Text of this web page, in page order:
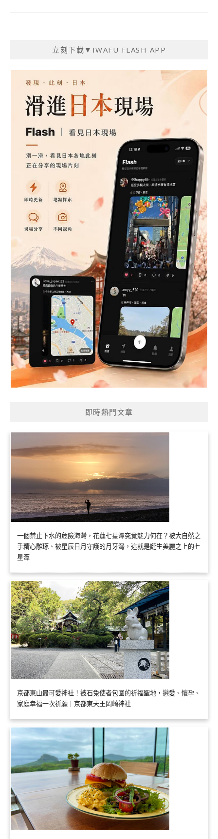
立刻下載▼IWAFU FLASH APP
即時熱門文章
一個禁止下水的危險海灣，花蓮七星潭究竟魅力何在？被大自然之
手精心雕琢、被星辰日月守護的月牙灣，這就是誕生美麗之上的七
星潭
京都東山最可愛神社！被石兔使者包圍的祈福聖地，戀愛、懷孕、
家庭幸福一次祈願｜京都東天王岡崎神社